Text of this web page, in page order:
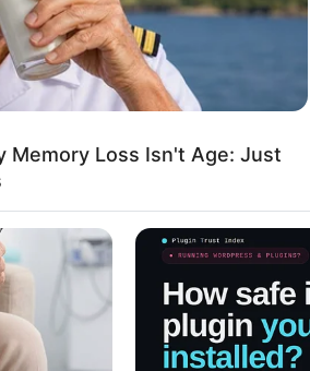
Memory Loss Isn't Age: Just